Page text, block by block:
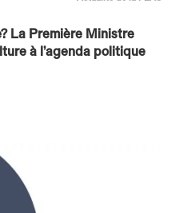
La Première Ministre
à l’agenda politique